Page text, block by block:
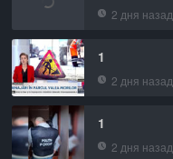
2 дня назад
1
2 дня назад
1
2 дня назад